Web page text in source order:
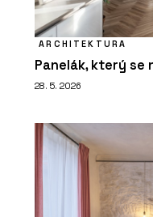
ARCHITEKTURA
Panelák, který
28. 5. 2026